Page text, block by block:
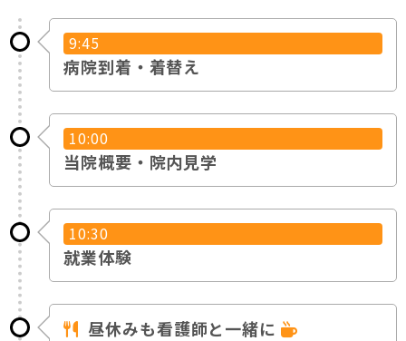
9:45
病院到着・着替え
10:00
当院概要・院内見学
10:30
就業体験
昼休みも看護師と一緒に